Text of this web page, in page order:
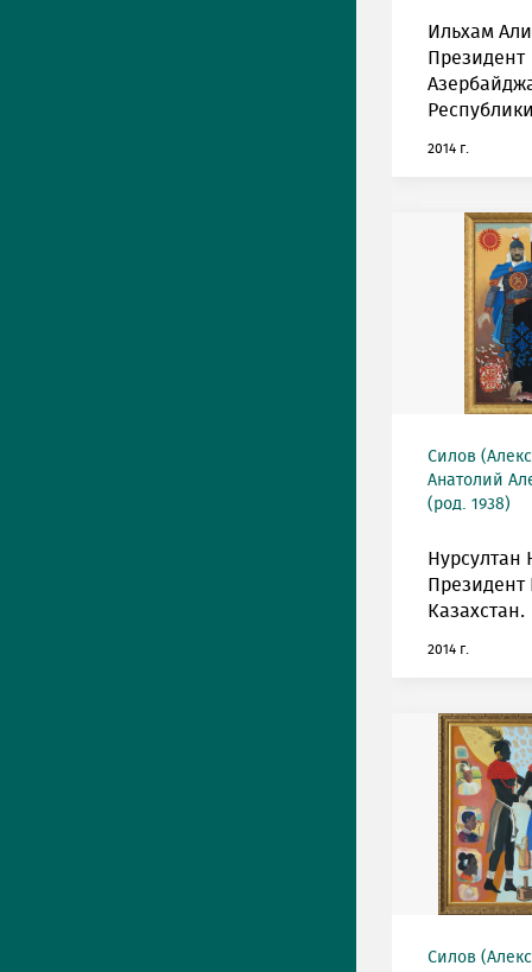
Ильхам
Президент
2014 г.
Силов
Анатолий
(род. 1938)
Нурсултан
Президент
Казахстан.
2014 г.
Силов